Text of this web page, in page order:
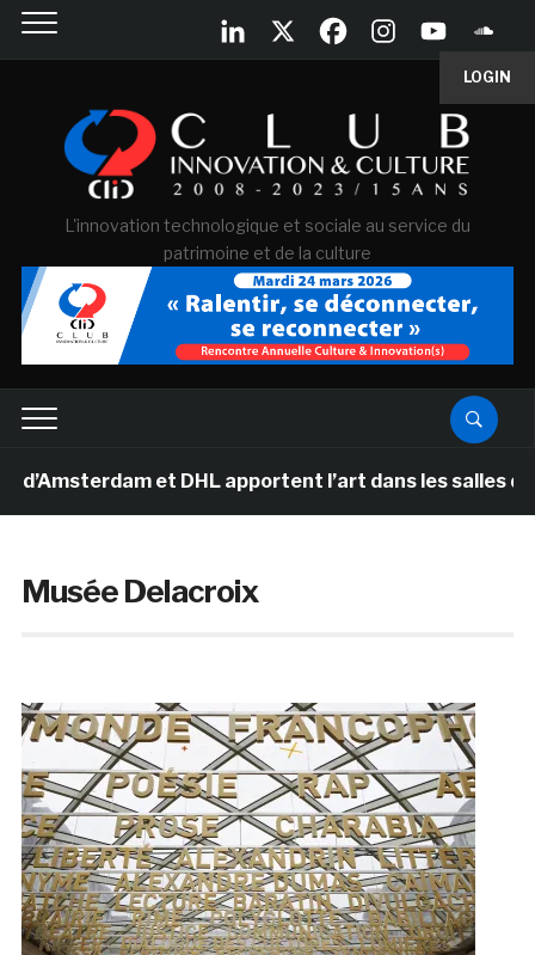
LOGIN
L'innovation technologique et sociale au service du
patrimoine et de la culture
et DHL apportent l’art dans les salles de
Musée Delacroix